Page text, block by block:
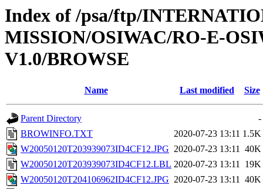
Index of /psa/ftp/
MISSION/OSIWAC/RO-E-
V1.0/BROWSE
Name Last modified Size
Parent Directory
-
BROWINFO.TXT
2020-07-23 13:11 1.5K
W20050120T203939073ID4CF12.JPG 2020-07-23 13:11 40K
W20050120T203939073ID4CF12.LBL 2020-07-23 13:11 19K
W20050120T204106962ID4CF12.JPG 2020-07-23 13:11 40K